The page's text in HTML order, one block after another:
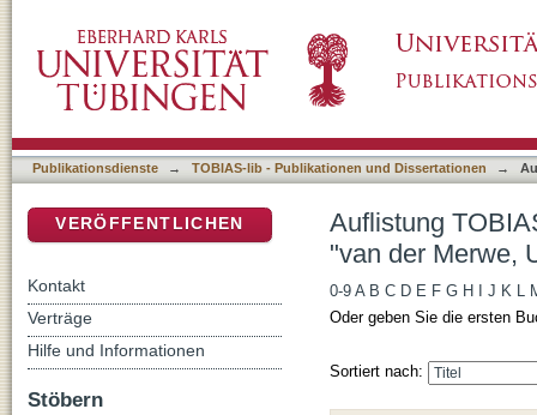
Christiane"
Publikationsdienste → TOBIAS-lib - Publikationen und Dissertationen →
Auflistung
"van der Merwe,
0-9 A B C D E F G H J K L
Oder geben Sie die ersten
Sortiert nach:
VERÖFFENTLICHEN
Kontakt
Verträge
Hilfe und Informationen
Stöbern